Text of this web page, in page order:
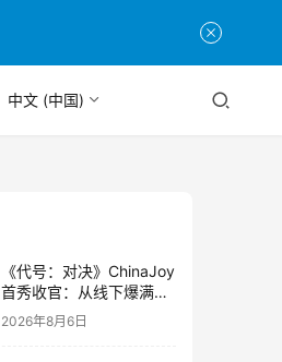
中文 (中国)
《代号：对决》ChinaJoy
首秀收官：从线下爆满看
见玩家的真实期待
2026年8月6日